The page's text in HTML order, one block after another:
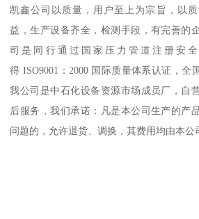
凯鑫公司以质量，用户至上为宗旨，以
益，生产设备齐全，检测手段，有完善的
司是同行通过国家压力管道注册安
得 ISO9001：2000 国际质量体系认证，全
我公司是中石化设备资源市场成员厂，自
后服务，我们承诺：凡是本公司生产的产
问题的，允许退货、调换，其费用均由本公